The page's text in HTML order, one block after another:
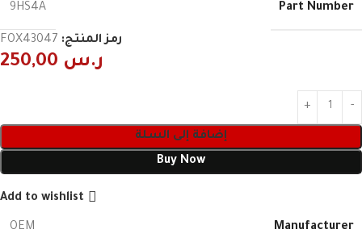
Part Number
9HS4A
رمز المنتج: FOX43047
ر.س
إضافة إلى السلة
Buy Now
Add to wishlist
Manufacturer
OEM